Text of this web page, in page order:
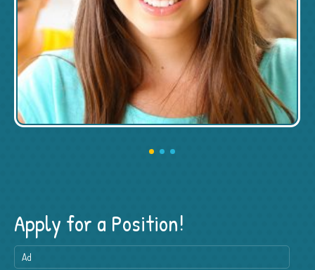
Apply for a Position!